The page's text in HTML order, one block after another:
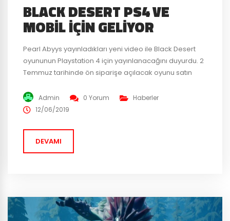
BLACK DESERT PS4 VE
MOBIL İÇIN GELIYOR
Pearl Abyys yayınladıkları yeni video ile Black Desert
oyununun Playstation 4 için yayınlanacağını duyurdu. 2
Temmuz tarihinde ön siparişe açılacak oyunu satın
sürümü Asla dahil tüm dünyada aynı anda
yayınlanacak. Uzun zamandır PC ve Xbox One
görselleri ve zengin dünyasıyla dikkat...
Admin 0 Yorum
Haberler
12/06/2019
DEVAMI